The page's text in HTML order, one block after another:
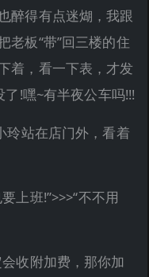
醉得有点迷煳，我跟
老板“带”回三楼的住
着，看一下表，才发
!嘿~有半夜公车吗!!!
玲站在店门外，看着
上班!”>>>“不不用
收附加费，那你加